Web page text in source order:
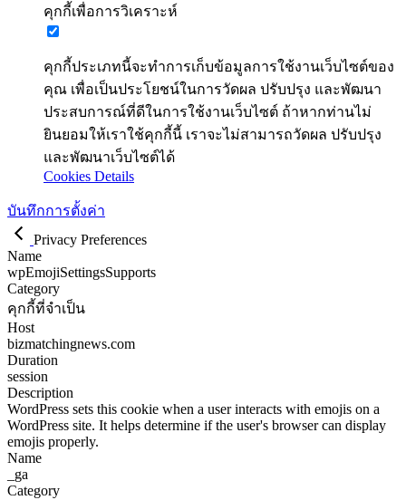
คุกกี้เพื่อการวิเคราะห์
คุกกี้ประเภทนี้จะทำการเก็บข้อมูลการใช้งานเว็บไซต์ของ
คุณ เพื่อเป็นประโยชน์ในการวัดผล ปรับปรุง และพัฒนา
ประสบการณ์ที่ดีในการใช้งานเว็บไซต์ ถ้าหากท่านไม่
ยินยอมให้เราใช้คุกกี้นี้ เราจะไม่สามารถวัดผล ปรับปรุง
และพัฒนาเว็บไซต์ได้
Cookies Details
บันทึกการตั้งค่า
Privacy Preferences
Name
wpEmojiSettingsSupports
Category
คุกกี้ที่จำเป็น
Host
bizmatchingnews.com
Duration
session
Description
WordPress sets this cookie when a user interacts with emojis on a
WordPress site. It helps determine if the user's browser can display
emojis properly.
Name
_ga
Category